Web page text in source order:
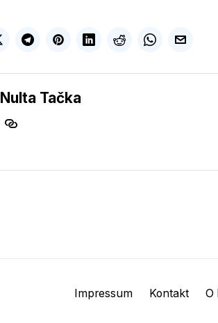
Nulta Tačka
Impressum Kontakt O